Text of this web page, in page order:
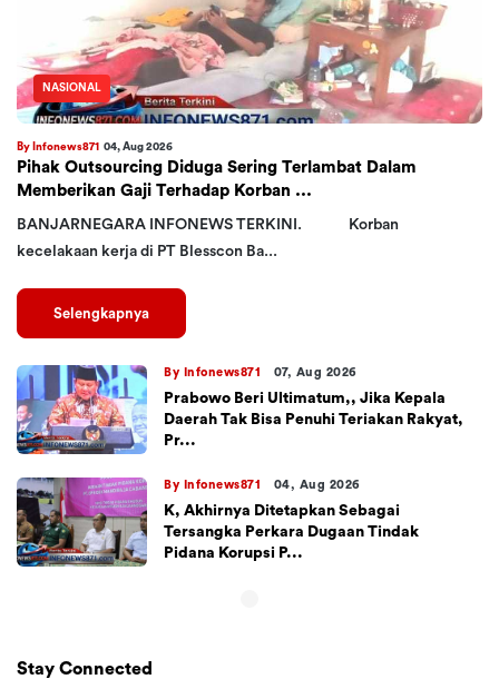
NASIONAL
By Infonews871 04, Aug 2026
Pihak Outsourcing Diduga Sering Terlambat Dalam
Memberikan Gaji Terhadap Korban ...
BANJARNEGARA INFONEWS TERKINI. Korban
kecelakaan kerja di PT Blesscon Ba...
Selengkapnya
By Infonews871 07, Aug 2026
Prabowo Beri Ultimatum,, Jika Kepala
Daerah Tak Bisa Penuhi Teriakan Rakyat,
Pr...
By Infonews871 04, Aug 2026
K, Akhirnya Ditetapkan Sebagai
Tersangka Perkara Dugaan Tindak
Pidana Korupsi P...
Stay Connected